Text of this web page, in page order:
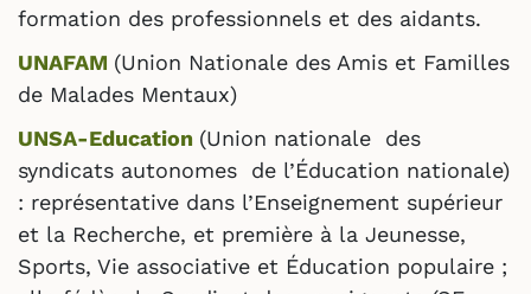
formation des professionnels et des aidants.
UNAFAM (Union Nationale des Amis et Familles
de Malades Mentaux)
UNSA-Education (Union nationale des
syndicats autonomes de l’Éducation nationale)
: représentative dans l’Enseignement supérieur
et la Recherche, et première à la Jeunesse,
Sports, Vie associative et Éducation populaire ;